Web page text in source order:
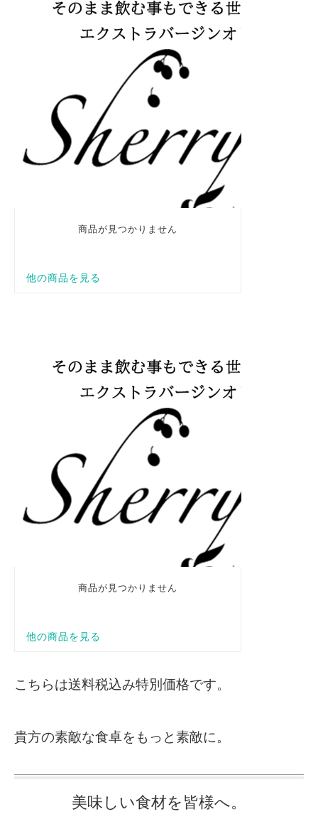
こちらは送料税込み特別価格です。
貴方の素敵な食卓をもっと素敵に。
美味しい食材を皆様へ。